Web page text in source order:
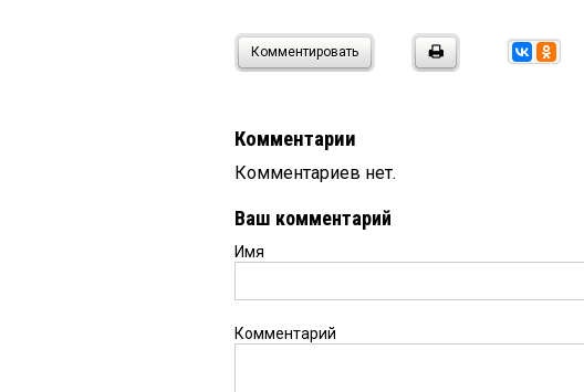
Комментировать
Комментарии
Комментариев нет.
Ваш комментарий
Имя
Комментарий